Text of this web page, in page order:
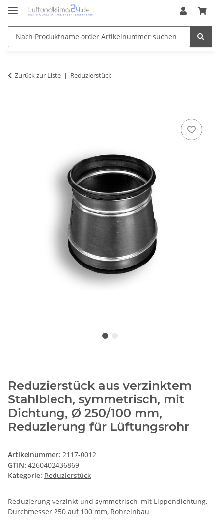
Zurück zur Liste Reduzierstück
Reduzierstück aus verzinktem
Stahlblech, symmetrisch, mit
Dichtung, Ø 250/100 mm,
Reduzierung für Lüftungsrohr
Artikelnummer: 2117-0012
GTIN: 4260402436869
Kategorie: Reduzierstück
Reduzierung verzinkt und symmetrisch, mit Lippendichtung,
Durchmesser 250 auf 100 mm, Rohreinbau